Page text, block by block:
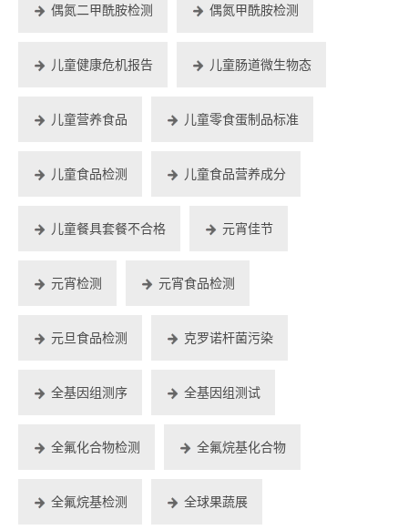
偶氮二甲酰胺检测 偶氮甲酰胺检测
儿童健康危机报告 儿童肠道微生物态
儿童营养食品 儿童零食蛋制品标准
儿童食品检测 儿童食品营养成分
儿童餐具套餐不合格 元宵佳节
元宵检测 元宵食品检测
元旦食品检测 克罗诺杆菌污染
全基因组测序 全基因组测试
全氟化合物检测 全氟烷基化合物
全氟烷基检测 全球果蔬展